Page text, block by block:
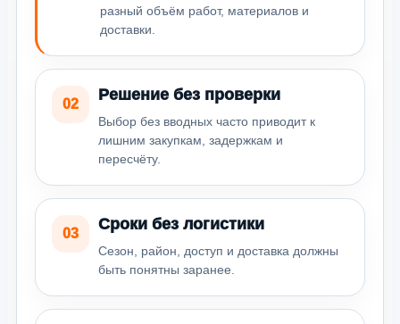
разный объём работ, материалов и
доставки.
02
Решение без проверки
Выбор без вводных часто приводит к
лишним закупкам, задержкам и
пересчёту.
03
Сроки без логистики
Сезон, район, доступ и доставка должны
быть понятны заранее.